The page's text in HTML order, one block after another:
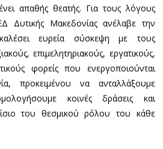
απαθής θεατής. Για τους λόγους
Δυτικής Μακεδονίας ανέλαβε την
ευρεία σύσκεψη με τους
επιμελητηριακούς, εργατικούς,
φορείς που ενεργοποιούνται
προκειμένου να ανταλλάξουμε
κοινές δράσεις και
του θεσμικού ρόλου του κάθε